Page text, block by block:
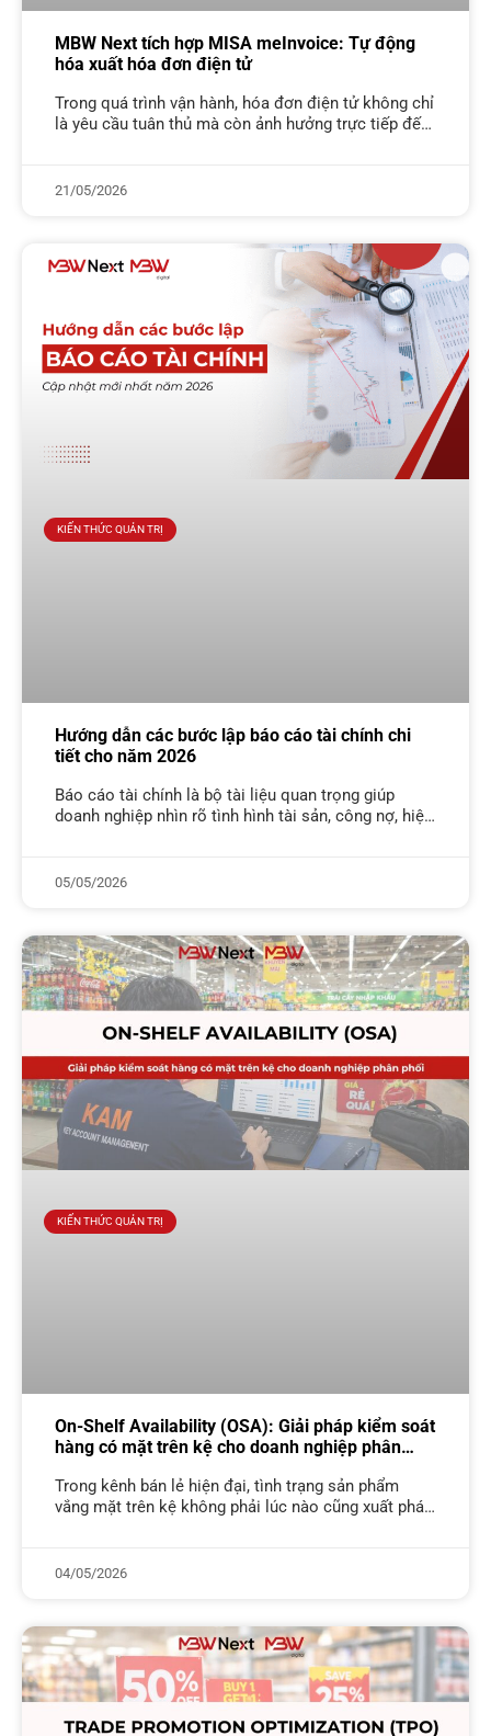
MBW Next tích hợp MISA meInvoice: Tự động
hóa xuất hóa đơn điện tử
Trong quá trình vận hành, hóa đơn điện tử không chỉ
là yêu cầu tuân thủ mà còn ảnh hưởng trực tiếp đến
21/05/2026
KIẾN THỨC QUẢN TRỊ
Hướng dẫn các bước lập báo cáo tài chính chi
tiết cho năm 2026
Báo cáo tài chính là bộ tài liệu quan trọng giúp
doanh nghiệp nhìn rõ tình hình tài sản, công nợ, hiệu
05/05/2026
KIẾN THỨC QUẢN TRỊ
On-Shelf Availability (OSA): Giải pháp kiểm soát
hàng có mặt trên kệ cho doanh nghiệp phân
Trong kênh bán lẻ hiện đại, tình trạng sản phẩm
vắng mặt trên kệ không phải lúc nào cũng xuất phát
04/05/2026